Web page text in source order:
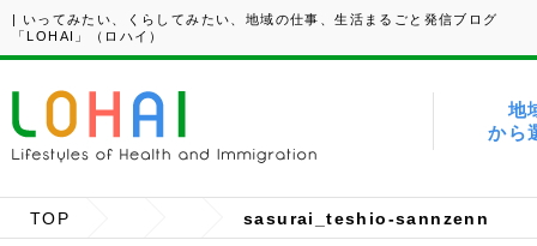
| いってみたい、くらしてみたい、地域の仕事、生活まるごと発信ブログ
「LOHAI」（ロハイ）
地
から
TOP sasurai_teshio-sannzenn